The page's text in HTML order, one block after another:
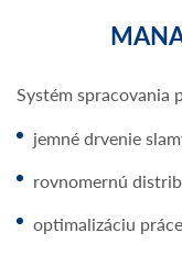
Systém spracovania
jemné drvenie
rovnomernú
optimalizáciu